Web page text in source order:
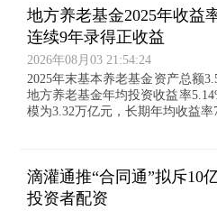
地方养老基金2025年收益
连续9年录得正收益
2026年08月03 21:54:24
2025年末基本养老基金资产总额
地方养老基金年均投资收益率
模为3.32万亿元，长期年均收益率
滴灌通推“合同通”拟斥10
投资者配资